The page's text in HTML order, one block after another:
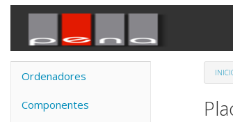
Ordenadores
Componentes